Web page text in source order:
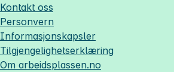
Kontakt oss
Personvern
Informasjonskapsler
Tilgjengelighetserklæring
Om arbeidsplassen.no